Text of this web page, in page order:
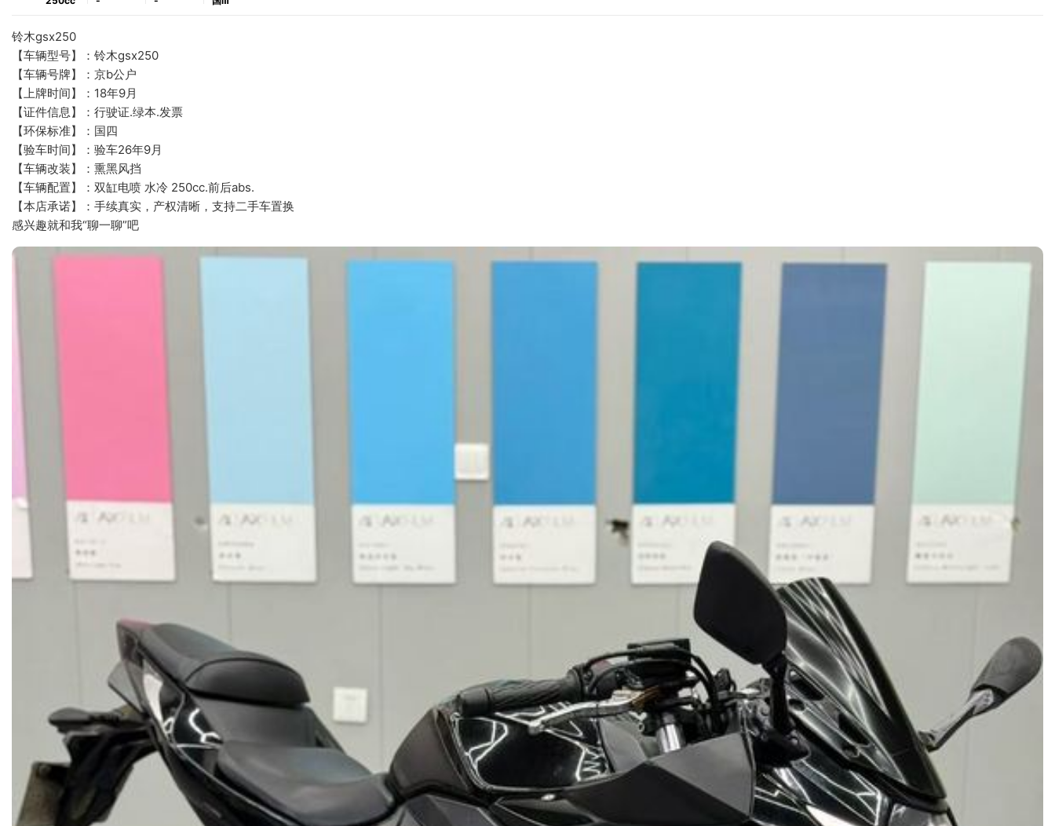
铃木gsx250
【车辆型号】：铃木gsx250
【车辆号牌】：京b公户
【上牌时间】：18年9月
【证件信息】：行驶证.绿本.发票
【环保标准】：国四
【验车时间】：验车26年9月
【车辆改装】：熏黑风挡
【车辆配置】：双缸电喷 水冷 250cc.前后abs.
【本店承诺】：手续真实，产权清晰，支持二手车置换
感兴趣就和我“聊一聊”吧